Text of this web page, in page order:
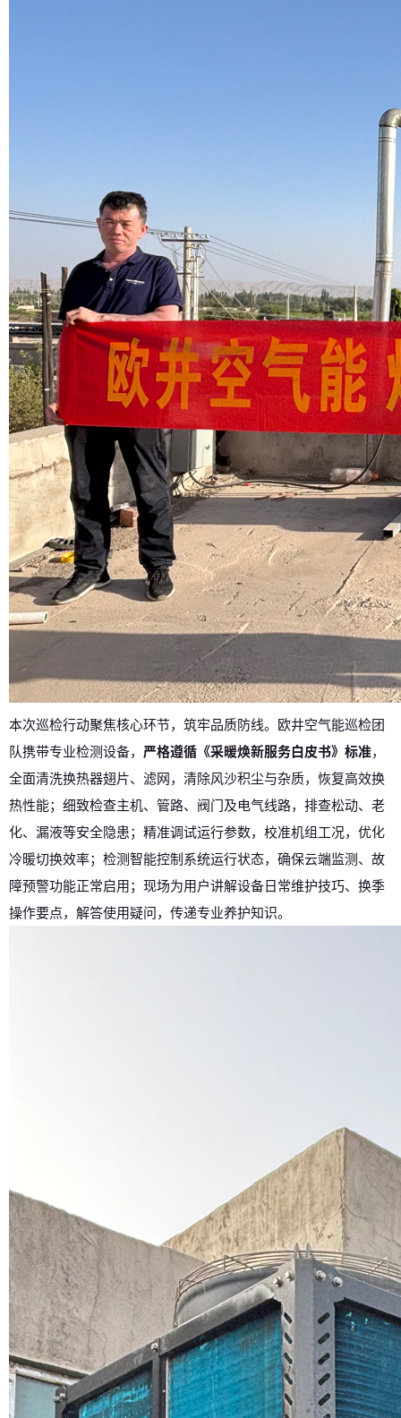
本次巡检行动聚焦核心环节，筑牢品质防线。 欧井空气能巡检团
队携带专业检测设备， 严格遵循《采暖焕新服务白皮书》标准，
全面清洗换热器翅片、滤网，清除风沙积尘与杂质，恢复高效换
热性能；细致检查主机、管路、阀门及电气线路，排查松动、老
化、漏液等安全隐患；精准调试运行参数，校准机组工况，优化
冷暖切换效率；检测智能控制系统运行状态，确保云端监测、故
障预警功能正常启用；现场为用户讲解设备日常维护技巧、换季
操作要点，解答使用疑问，传递专业养护知识。